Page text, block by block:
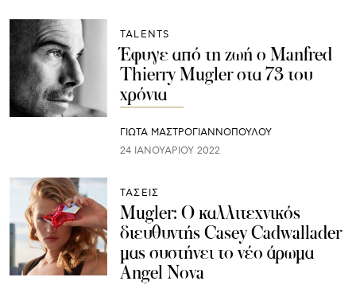
TALENTS
Έφυγε από τη ζωή ο Manfred
Thierry Mugler στα 73 του
χρόνια
ΓΙΩΤΑ ΜΑΣΤΡΟΓΙΑΝΝΟΠΟΥΛΟΥ
24 ΙΑΝΟΥΑΡΊΟΥ 2022
ΤΑΣΕΙΣ
Mugler: Ο καλλιτεχνικός
διευθυντής Casey Cadwallader
μας συστήνει το νέο άρωμα
Angel Nova